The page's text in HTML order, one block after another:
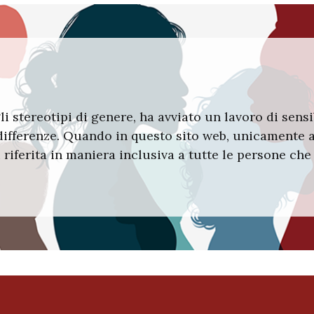
stereotipi di genere, ha avviato un lavoro di
Quando in questo sito web, unicamente
in maniera inclusiva a tutte le persone